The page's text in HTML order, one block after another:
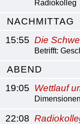
Radiokolleg
NACHMITTAG
15:55 Die
Betrifft:
ABEND
19:05 Wettlauf
22:08